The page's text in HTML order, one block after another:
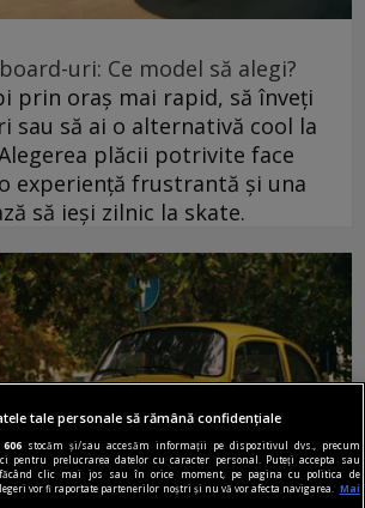
uri: Ce model să alegi?
prin oraș mai rapid, să înveți
sau să ai o alternativă cool la
plăcii potrivite face
experiență frustrantă și una
să ieși zilnic la skate.
tale personale să rămână confidențiale
606 stocăm și/sau accesăm informații pe dispozitivul dvs., precum
pentru prelucrarea datelor cu caracter personal. Puteți accepta sau
clic mai jos sau în orice moment, pe pagina cu politica de
vor fi raportate partenerilor noștri și nu vă vor afecta navigarea.
Mai